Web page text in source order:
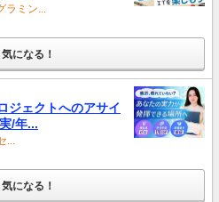
ミン...
気になる！
ジェクトへのアサイ
/年...
気になる！